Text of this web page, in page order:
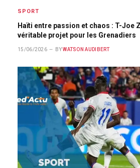
SPORT
Haïti entre passion et chaos : T-Joe
véritable projet pour les Grenadiers
15/06/2026 BY WATSON AUDIBERT